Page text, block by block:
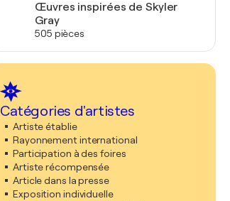
Œuvres inspirées de Skyler
Gray
505 pièces
Catégories d'artistes
Artiste établie
Rayonnement international
Participation à des foires
Artiste récompensée
Article dans la presse
Exposition individuelle